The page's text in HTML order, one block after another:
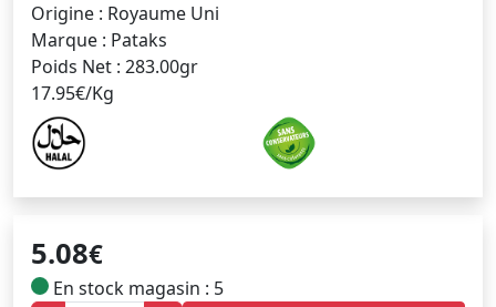
Origine : Royaume Uni
Marque : Pataks
Poids Net : 283.00gr
17.95€/Kg
5.08€
En stock magasin : 5